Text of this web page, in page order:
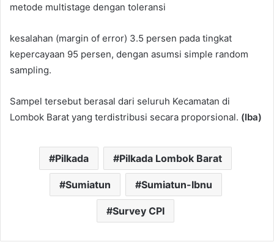
metode multistage dengan toleransi
kesalahan (margin of error) 3.5 persen pada tingkat
kepercayaan 95 persen, dengan asumsi simple random
sampling.
Sampel tersebut berasal dari seluruh Kecamatan di
Lombok Barat yang terdistribusi secara proporsional. (Iba)
Pilkada Pilkada Lombok Barat
Sumiatun Sumiatun-Ibnu
Survey CPI